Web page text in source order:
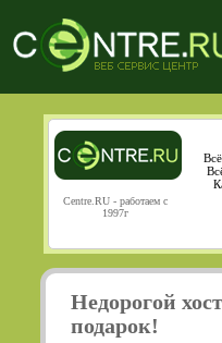
Centre.RU - работаем с
1997г
Недорогой
подарок!